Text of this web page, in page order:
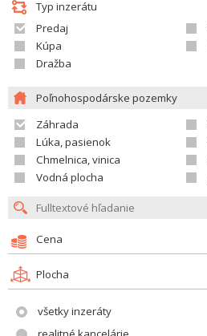
Typ inzerátu
Predaj
Kúpa
Dražba
Poľnohospodárske pozemky
Záhrada
Lúka, pasienok
Chmelnica, vinica
Vodná plocha
Cena
Plocha
všetky inzeráty